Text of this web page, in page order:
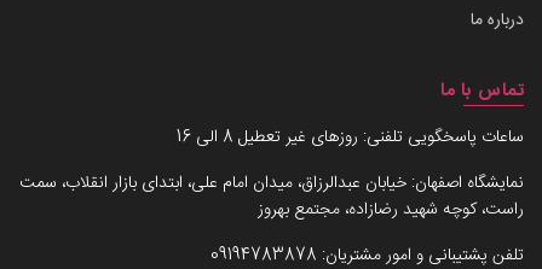
درباره ما
تماس با ما
ساعات پاسخگویی تلفنی: روزهای غیر تعطیل 8 الی 16
نمایشگاه اصفهان: خیابان عبدالرزاق، میدان امام علی، ابتدای بازار انقلاب، سمت
راست، کوچه شهید رضازاده، مجتمع بهروز
تلفن پشتیبانی و امور مشتریان: 09194783878